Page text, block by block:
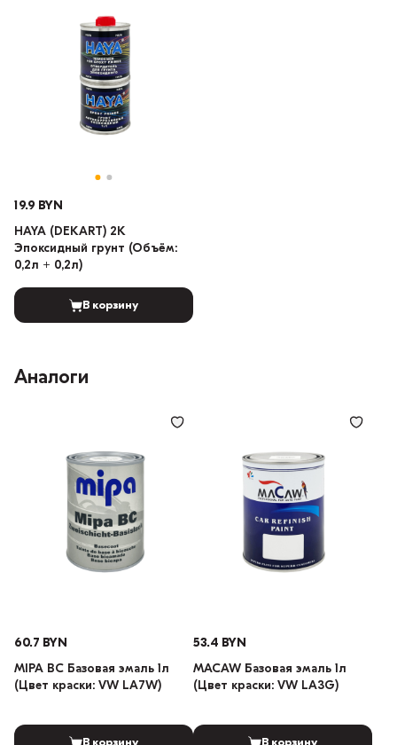
19.9 BYN
HAYA (DEKART) 2K
Эпоксидный грунт (Объём:
0,2л + 0,2л)
В корзину
Аналоги
60.7 BYN
MIPA BC Базовая эмаль 1л
(Цвет краски: VW LA7W)
В корзину
53.4 BYN
MACAW Базовая эмаль 1л
(Цвет краски: VW LA3G)
В корзину